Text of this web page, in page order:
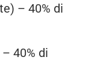
– 40% di
40% di